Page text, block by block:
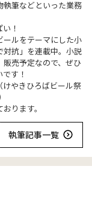
執筆などといった業務
！
ールをテーマにした小
対抗」を連載中。小説
売予定なので、ぜひ
す！
けやきひろばビール祭
ります。
執筆記事一覧